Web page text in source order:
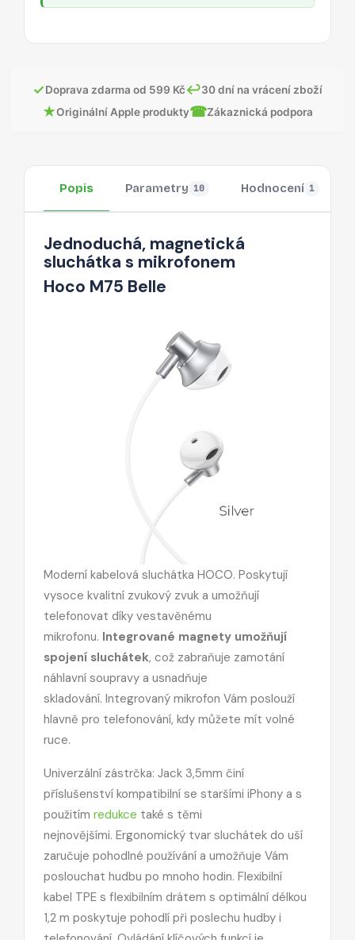
✓Doprava zdarma od 599 Kč↩30 dní na vrácení zboží
★Originální Apple produkty☎Zákaznická podpora
Popis Parametry 10 Hodnocení 1
Jednoduchá, magnetická
sluchátka s mikrofonem
Hoco M75 Belle
Moderní kabelová sluchátka HOCO. Poskytují
vysoce kvalitní zvukový zvuk a umožňují
telefonovat díky vestavěnému
mikrofonu. Integrované magnety umožňují
spojení sluchátek, což zabraňuje zamotání
náhlavní soupravy a usnadňuje
skladování. Integrovaný mikrofon Vám poslouží
hlavně pro telefonování, kdy můžete mít volné
ruce.
Univerzální zástrčka: Jack 3,5mm činí
příslušenství kompatibilní se staršími iPhony a s
použitím redukce také s těmi
nejnovějšími. Ergonomický tvar sluchátek do uší
zaručuje pohodlné používání a umožňuje Vám
poslouchat hudbu po mnoho hodin. Flexibilní
kabel TPE s flexibilním drátem s optimální délkou
1,2 m poskytuje pohodlí při poslechu hudby i